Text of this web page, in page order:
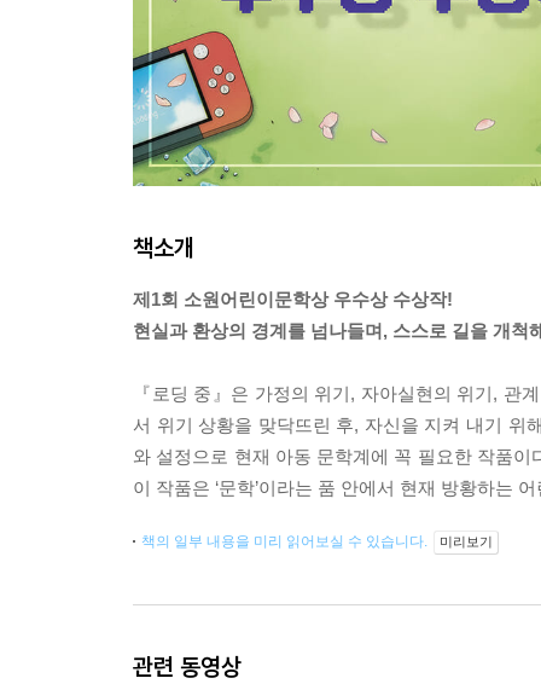
책소개
제1회 소원어린이문학상 우수상 수상작!
현실과 환상의 경계를 넘나들며, 스스로 길을 개척
『로딩 중』은 가정의 위기, 자아실현의 위기, 관
서 위기 상황을 맞닥뜨린 후, 자신을 지켜 내기 위
와 설정으로 현재 아동 문학계에 꼭 필요한 작품
이 작품은 ‘문학’이라는 품 안에서 현재 방황하는
책의 일부 내용을 미리 읽어보실 수 있습니다. 미리보기
관련 동영상